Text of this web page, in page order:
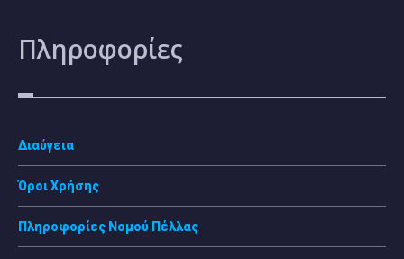
Πληροφορίες
Διαύγεια
Όροι Χρήσης
Πληροφορίες Νομού Πέλλας